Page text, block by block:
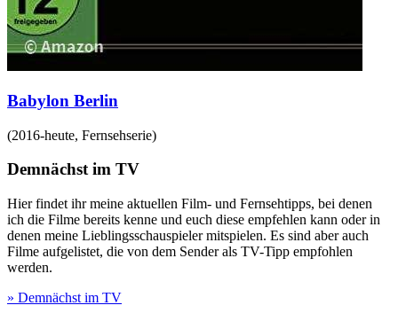
Babylon Berlin
(2016-heute, Fernsehserie)
Demnächst im TV
Hier findet ihr meine aktuellen Film- und Fernsehtipps, bei denen
ich die Filme bereits kenne und euch diese empfehlen kann oder in
denen meine Lieblingsschauspieler mitspielen. Es sind aber auch
Filme aufgelistet, die von dem Sender als TV-Tipp empfohlen
werden.
» Demnächst im TV